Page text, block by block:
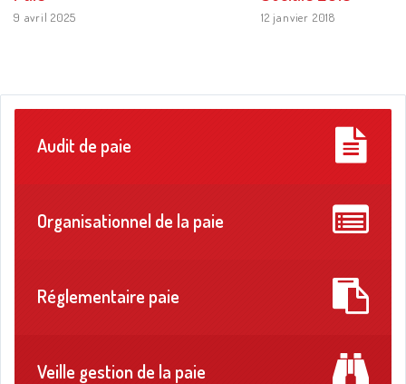
9 avril 2025 12 janvier 2018
Audit de paie
Organisationnel de la paie
Réglementaire paie
Veille gestion de la paie